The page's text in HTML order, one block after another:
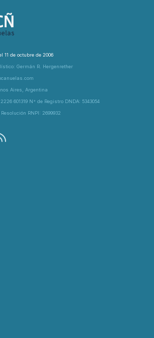
11 de octubre de 2006
Germán R. Hergenrether
Aires, Argentina
601319 N° de Registro DNDA: 5343054
RNPI: 2699932